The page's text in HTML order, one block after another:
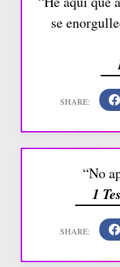
se
“No
1